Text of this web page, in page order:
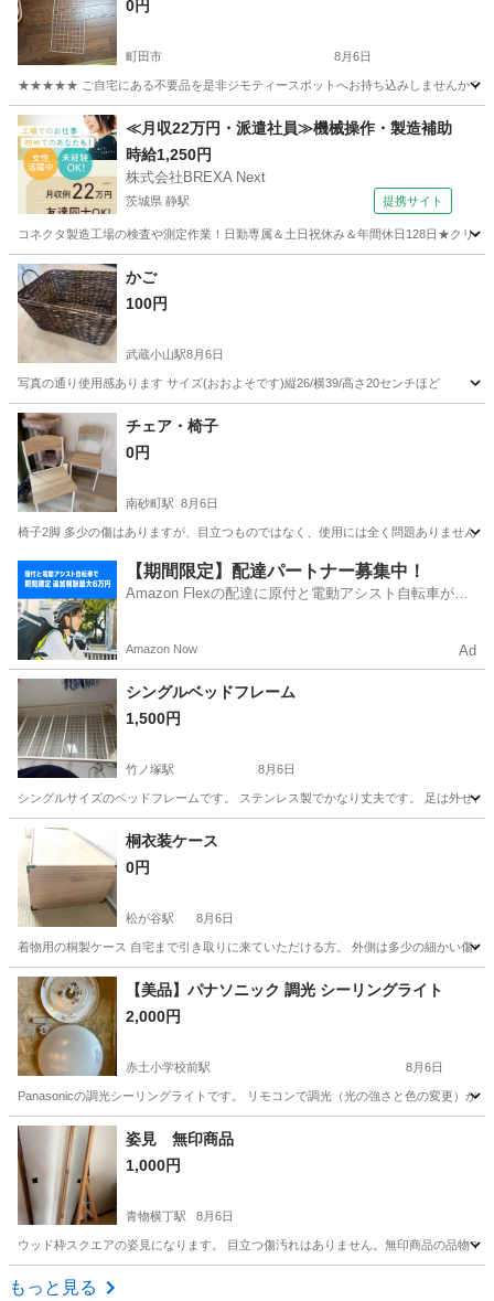
0円
町田市 8月6日
★★★★★ ご自宅にある不要品を是非ジモティースポットへお持ち込みしませんか？
東京 町田市 収納家具 現地
≪月収22万円・派遣社員≫機械操作・製造補助
時給1,250円
株式会社BREXA Next
茨城県 静駅 提携サイト
コネクタ製造工場の検査や測定作業！日勤専属＆土日祝休み＆年間休日128日★クリ
茨城 常陸大宮市かご
100円
武蔵小山駅8月6日
写真の通り使用感あります サイズ(おおよそです)縦26/横39/高さ20センチほど
東京 品川区 武蔵小山駅
チェア・椅子
0円
南砂町駅 8月6日
椅子2脚 多少の傷はありますが、目立つものではなく、使用には全く問題ありません
南砂町駅 椅子 ありません
【期間限定】配達パートナー募集中！
Amazon Flexの配達に原付と電動アシスト自転車が登
Amazon Now Ad
シングルベッドフレーム
1,500円
竹ノ塚駅 8月6日
シングルサイズのベッドフレームです。 ステンレス製でかなり丈夫です。 足は外せ
東京 足立区 竹ノ塚駅
桐衣装ケース
0円
松が谷駅 8月6日
着物用の桐製ケース 自宅まで引き取りに来ていただける方。 外側は多少の細かい傷
東京 八王子市 松が谷駅 オフィス用家具
【美品】パナソニック 調光 シーリングライト
2,000円
赤土小学校前駅 8月6日
Panasonicの調光シーリングライトです。 リモコンで調光（光の強さと色の変更）が
東京 北区 赤土小学校前駅
姿見 無印商品
1,000円
青物横丁駅 8月6日
ウッド枠スクエアの姿見になります。 目立つ傷汚れはありません。無印商品の品物
東京 品川区
もっと見る